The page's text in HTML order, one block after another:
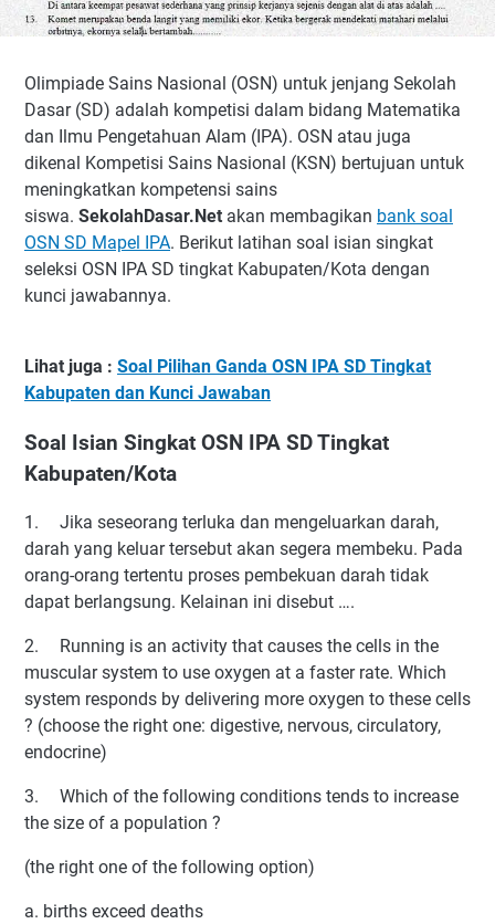
Olimpiade Sains Nasional (OSN) untuk jenjang Sekolah
Dasar (SD) adalah kompetisi dalam bidang Matematika
dan Ilmu Pengetahuan Alam (IPA). OSN atau juga
dikenal Kompetisi Sains Nasional (KSN) bertujuan untuk
meningkatkan kompetensi sains
siswa. SekolahDasar.Net akan membagikan bank soal
OSN SD Mapel IPA. Berikut latihan soal isian singkat
seleksi OSN IPA SD tingkat Kabupaten/Kota dengan
kunci jawabannya.
Lihat juga : Soal Pilihan Ganda OSN IPA SD Tingkat
Kabupaten dan Kunci Jawaban
Soal Isian Singkat OSN IPA SD Tingkat
Kabupaten/Kota
1.
Jika seseorang terluka dan mengeluarkan darah,
darah yang keluar tersebut akan segera membeku. Pada
orang-orang tertentu proses pembekuan darah tidak
dapat berlangsung. Kelainan ini disebut ….
2.
Running is an activity that causes the cells in the
muscular system to use oxygen at a faster rate. Which
system responds by delivering more oxygen to these cells
? (choose the right one: digestive, nervous, circulatory,
endocrine)
3.
Which of the following conditions tends to increase
the size of a population ?
(the right one of the following option)
a. births exceed deaths